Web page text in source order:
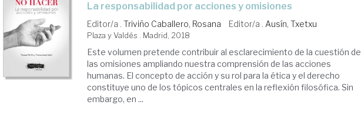
la responsabilidad por acciones y omisiones
Editor/a .Triviño Caballero, Rosana Editor/a . Ausín, Txetxu
Plaza y Valdés . Madrid, 2018
Este volumen pretende contribuir al esclarecimiento de la cuestión de
las omisiones ampliando nuestra comprensión de las acciones
humanas. El concepto de acción y su rol para la ética y el derecho
constituye uno de los tópicos centrales en la reflexión filosófica. Sin
embargo, en ...